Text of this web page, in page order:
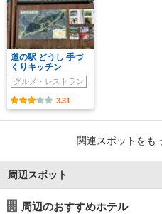
道の駅 どうし 手づ
くりキッチン
グルメ・レストラン
3.31
関連スポットをも
周辺スポット
周辺のおすすめホテル